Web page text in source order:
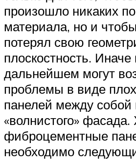
произошло никаких
материала, но и
потерял свою
плоскостность. Иначе
дальнейшем могут
проблемы в виде
панелей между собой
«волнистого» фасада.
фиброцементные
необходимо